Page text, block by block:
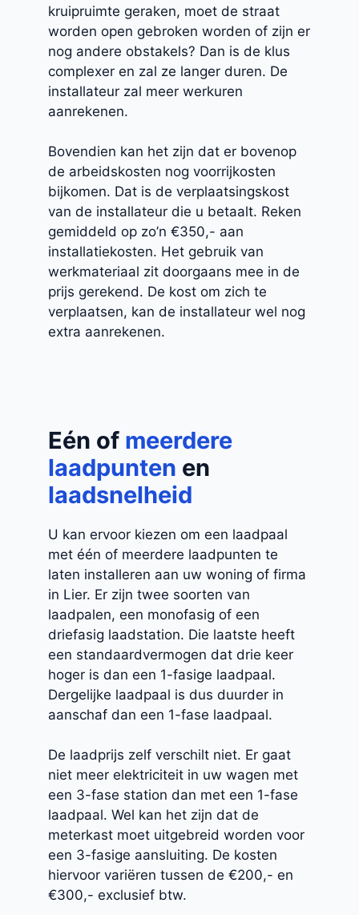
kruipruimte geraken, moet de straat
worden open gebroken worden of zijn er
nog andere obstakels? Dan is de klus
complexer en zal ze langer duren. De
installateur zal meer werkuren
aanrekenen.
Bovendien kan het zijn dat er bovenop
de arbeidskosten nog voorrijkosten
bijkomen. Dat is de verplaatsingskost
van de installateur die u betaalt. Reken
gemiddeld op zo’n €350,- aan
installatiekosten. Het gebruik van
werkmateriaal zit doorgaans mee in de
prijs gerekend. De kost om zich te
verplaatsen, kan de installateur wel nog
extra aanrekenen.
Eén of meerdere
laadpunten en
laadsnelheid
U kan ervoor kiezen om een laadpaal
met één of meerdere laadpunten te
laten installeren aan uw woning of firma
in Lier. Er zijn twee soorten van
laadpalen, een monofasig of een
driefasig laadstation. Die laatste heeft
een standaardvermogen dat drie keer
hoger is dan een 1-fasige laadpaal.
Dergelijke laadpaal is dus duurder in
aanschaf dan een 1-fase laadpaal.
De laadprijs zelf verschilt niet. Er gaat
niet meer elektriciteit in uw wagen met
een 3-fase station dan met een 1-fase
laadpaal. Wel kan het zijn dat de
meterkast moet uitgebreid worden voor
een 3-fasige aansluiting. De kosten
hiervoor variëren tussen de €200,- en
€300,- exclusief btw.